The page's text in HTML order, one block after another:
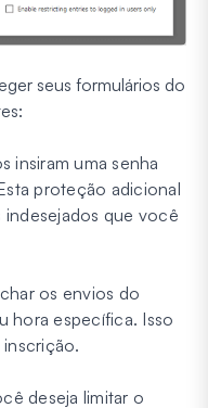
seus formulários do
insiram uma senha
proteção adicional
que você
os envios do
hora específica. Isso
deseja limitar o